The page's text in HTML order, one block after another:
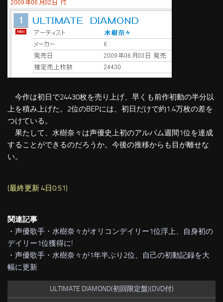
今作は初日で24430枚を売り上げ、早くも前作初動の半分以
上を積み上げた。2位のBEPには、初日だけで約1.4万枚の差を
つけている。
果たして、水樹奈々は声優史上初のアルバム週間1位を達成
することができるのだろうか。今後の推移からも目が離せな
い。
(最終更新 4日0:51)
関連記事
・ 声優歌手・水樹奈々がオリコンデイリー1位浮上、自身初の
デイリー1位獲得に!
・ 声優歌手・水樹奈々が1年半ぶり2位、自己の初動記録を大
幅に更新
ULTIMATE DIAMOND(初回限定盤)(DVD付)